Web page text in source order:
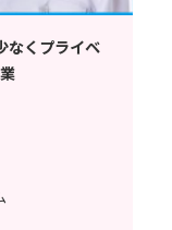
なくプライベ